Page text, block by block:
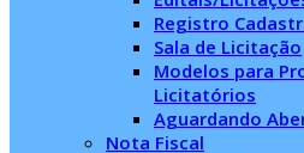
Registro
Sala de Licitação
Modelos para
Licitatórios
Aguardando
Nota Fiscal